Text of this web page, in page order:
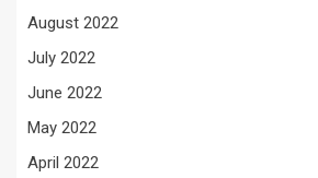
August 2022
July 2022
June 2022
May 2022
April 2022